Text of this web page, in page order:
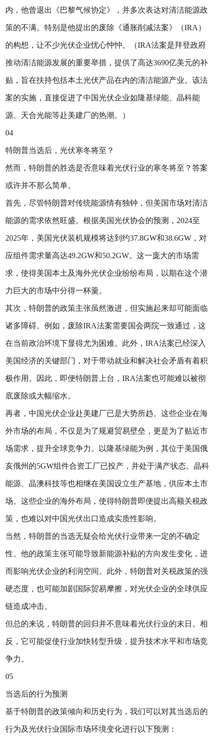
内，他曾退出《巴黎气候协定》，并多次表达对清洁能源政
策的不满。特别是他提出的废除《通胀削减法案》（IRA）
的构想，让不少光伏企业忧心忡忡。（IRA法案是拜登政府
推动清洁能源发展的重要举措，提供了高达3690亿美元的补
贴，旨在扶持包括本土光伏产品在内的清洁能源产业。该法
案的实施，直接促进了中国光伏企业如隆基绿能、晶科能
源、天合光能等赴美建厂的热潮。）
04
特朗普当选后，光伏寒冬将至？
然而，特朗普的胜选是否意味着光伏行业的寒冬将至？答案
或许并不那么简单。
首先，尽管特朗普对传统能源情有独钟，但美国市场对清洁
能源的需求依然旺盛。根据美国光伏协会的预测，2024至
2025年，美国光伏装机规模将达到约37.8GW和38.6GW，对
应组件需求量高达49.2GW和50.2GW。这一庞大的市场需
求，使得美国本土及海外光伏企业纷纷布局，以期在这个潜
力巨大的市场中分得一杯羹。
其次，特朗普的政策主张虽然激进，但实施起来却可能面临
诸多障碍。例如，废除IRA法案需要国会两院一致通过，这
在当前政治环境下显得尤为困难。此外，IRA法案已经深入
美国经济的关键部门，对于带动就业和解决社会矛盾有着积
极作用。因此，即便特朗普上台，IRA法案也可能难以被彻
底废除或大幅缩水。
再者，中国光伏企业赴美建厂已是大势所趋。这些企业在海
外市场的布局，不仅是为了规避贸易壁垒，更是为了贴近市
场需求，提升全球竞争力。以隆基绿能为例，其位于美国俄
亥俄州的5GW组件合资工厂已投产，并处于满产状态。晶科
能源、晶澳科技等也相继在美国设立生产基地，供应本土市
场。这些企业的海外布局，使得特朗普即便提出高额关税政
策，也难以对中国光伏出口造成实质性影响。
当然，特朗普的当选无疑会给光伏行业带来一定的不确定
性。他的政策主张可能导致新能源补贴的方向发生变化，进
而影响光伏企业的利润空间。此外，特朗普对关税政策的强
硬态度，也可能加剧国际贸易摩擦，对光伏企业的全球供应
链造成冲击。
但总的来说，特朗普的回归并不意味着光伏行业的末日。相
反，它可能促使行业加快转型升级，提升技术水平和市场竞
争力。
05
当选后的行为预测
基于特朗普的政策倾向和历史行为，我们可以对其当选后的
行为及光伏行业国际市场环境变化进行以下预测：